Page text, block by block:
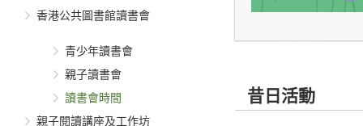
香港公共圖書館讀書會
青少年讀書會
親子讀書會
讀書會時間
親子閱讀講座及工作坊
昔日活動